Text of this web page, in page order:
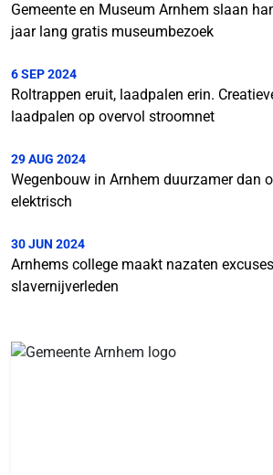
Gemeente en Museum Arnhem slaan
jaar lang gratis museumbezoek
6 SEP 2024
Roltrappen eruit, laadpalen erin.
laadpalen op overvol stroomnet
29 AUG 2024
Wegenbouw in Arnhem duurzamer dan
elektrisch
30 JUN 2024
Arnhems college maakt nazaten
slavernijverleden